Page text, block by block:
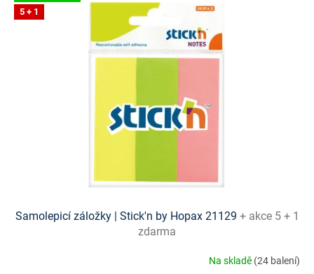
5 + 1
Samolepicí záložky | Stick'n by Hopax 21129 + akce 5 + 1
zdarma
Na skladě (24 balení)